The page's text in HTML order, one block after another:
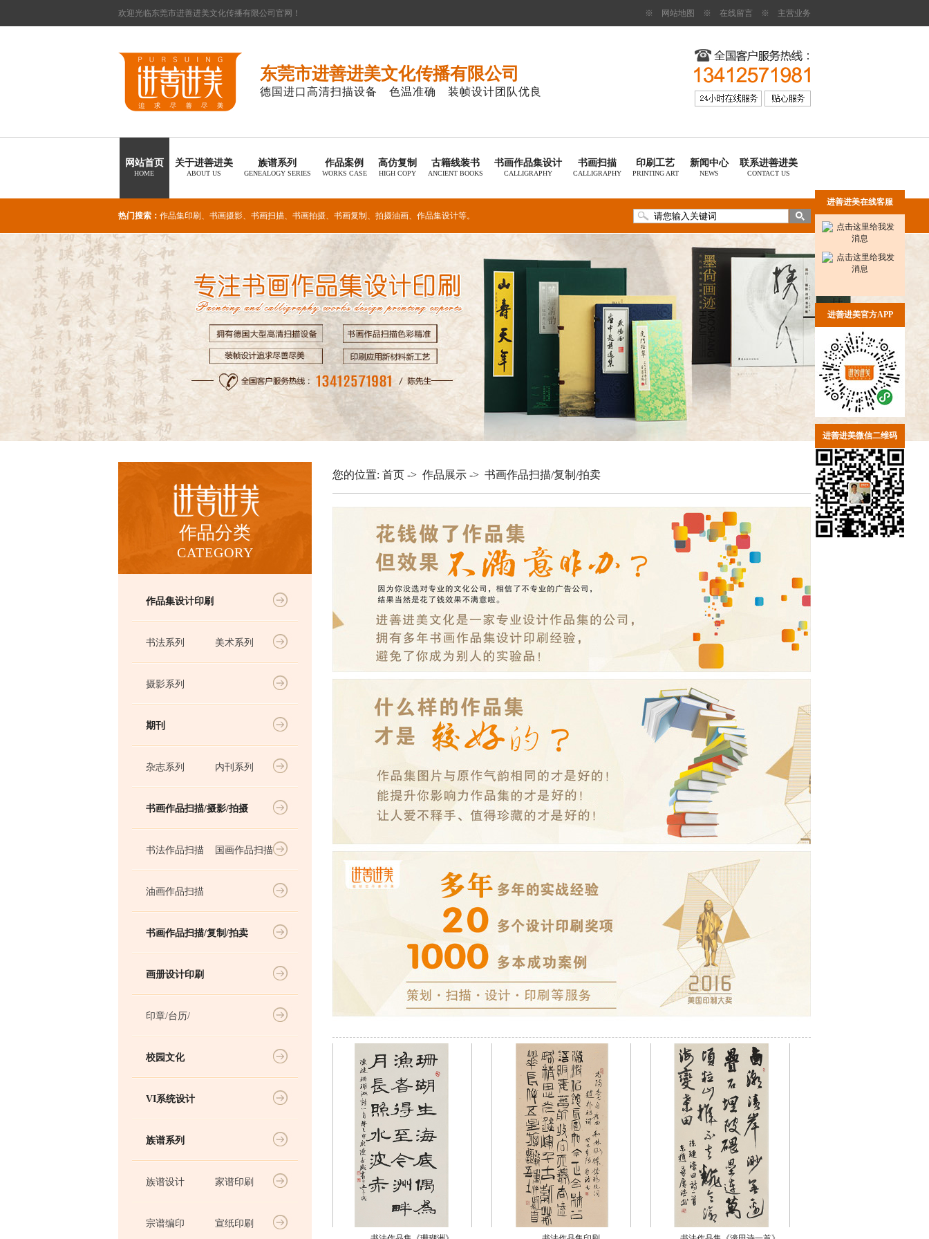
欢迎光临东莞市进善进美文化传播有限公司官网！ ※ 网站地图 ※ 在线留言 ※ 主营业务
东莞市进善进美文化传播有限公司
德国进口高清扫描设备 色温准确 装帧设计团队优良
网站首页
HOME
关于进善进美
ABOUT US
族谱系列
GENEALOGY SERIES
作品案例
WORKS CASE
高仿复制
HIGH COPY
古籍线装书
ANCIENT BOOKS
书画作品集设计
CALLIGRAPHY
书画扫描
CALLIGRAPHY
印刷工艺
PRINTING ART
新闻中心
NEWS
联系进善进美
CONTACT US
热门搜索： 作品集印刷 、 书画摄影、 书画扫描、 书画拍摄、 书画复制 、 拍摄油画、 作品集设计等。
作品分类
CATEGORY
作品集设计印刷
书法系列 美术系列
摄影系列
期刊
杂志系列 内刊系列
书画作品扫描/摄影/拍摄
书法作品扫描 国画作品扫描
油画作品扫描
书画作品扫描/复制/拍卖
画册设计印刷
印章/台历/
校园文化
VI系统设计
族谱系列
族谱设计 家谱印刷
宗谱编印 宣纸印刷
您的位置: 首页 -> 作品展示 -> 书画作品扫描/复制/拍卖
进善进美在线客服
进善进美官方APP
进善进美微信二维码